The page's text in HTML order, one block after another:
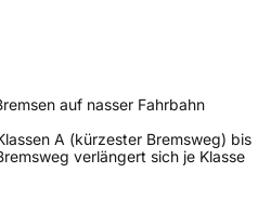
auf nasser Fahrbahn
A (kürzester Bremsweg) bis
verlängert sich je Klasse